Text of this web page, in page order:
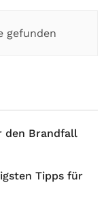
gefunden
den Brandfall
Tipps für